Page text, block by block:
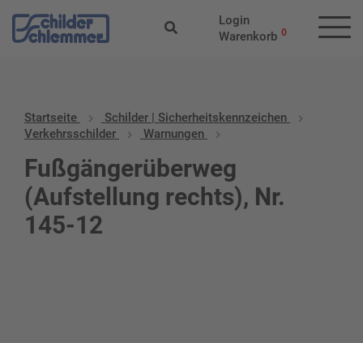
Login
Warenkorb 0
Startseite
Schilder | Sicherheitskennzeichen
Verkehrsschilder
Warnungen
Fußgängerüberweg
(Aufstellung rechts), Nr.
145-12